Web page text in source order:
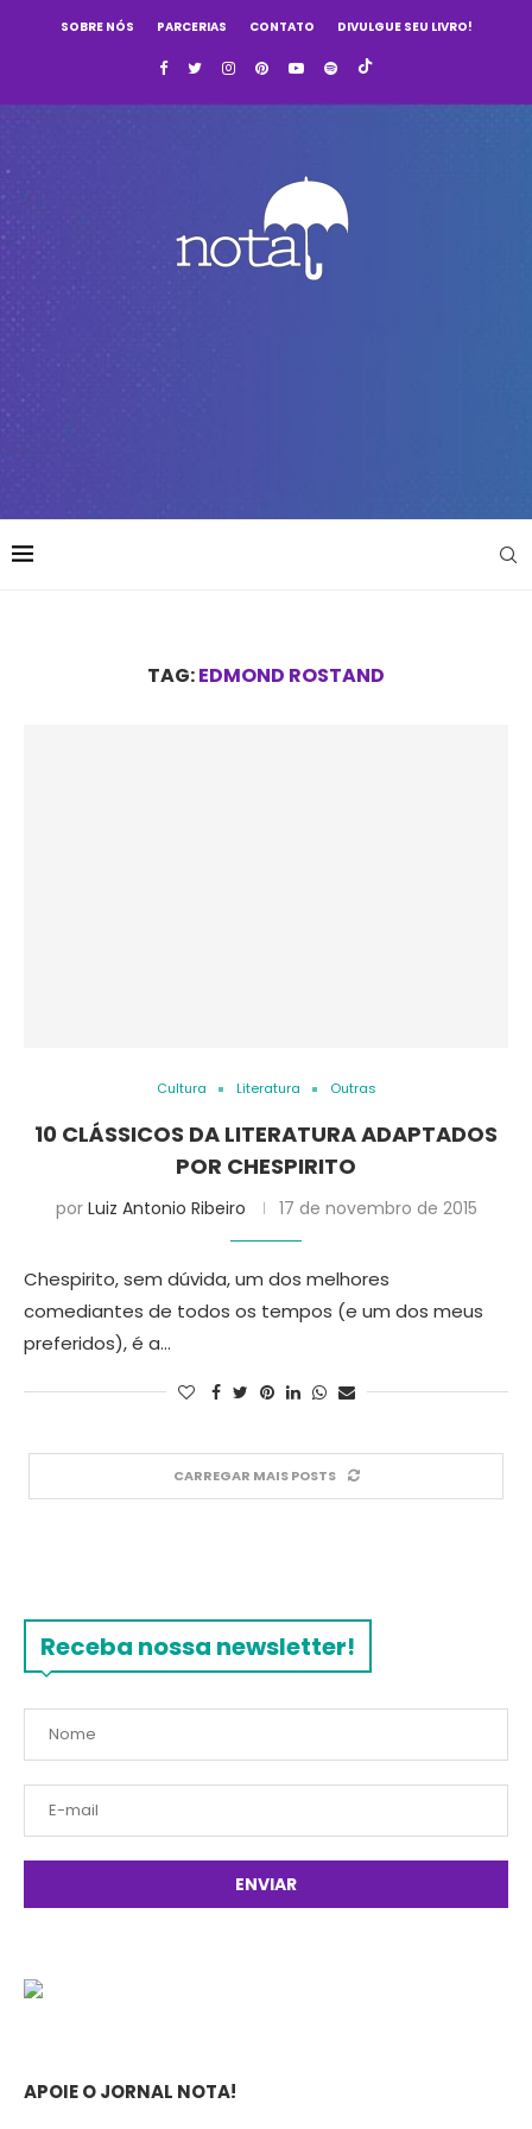
SOBRE NÓS PARCERIAS CONTATO DIVULGUE SEU LIVRO!
TAG:EDMOND ROSTAND
Cultura Literatura Outras
10 CLÁSSICOS DA LITERATURA ADAPTADOS
POR CHESPIRITO
por Luiz Antonio Ribeiro 17 de novembro de 2015
Chespirito, sem dúvida, um dos melhores
comediantes de todos os tempos (e um dos meus
preferidos), é a…
CARREGAR MAIS POSTS
Receba nossa newsletter!
APOIE O JORNAL NOTA!